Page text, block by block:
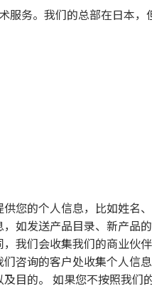
务。我们的总部在日本
的个人信息，比如姓名
如发送产品目录、新产品
我们会收集我们的商业伙
咨询的客户处收集个人信
的。 如果您不按照我们